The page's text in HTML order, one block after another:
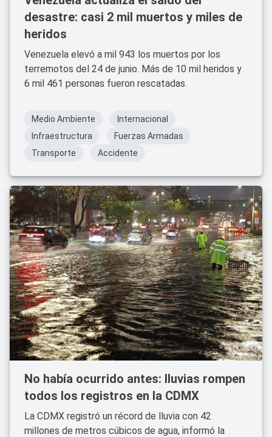
desastre: casi 2 mil muertos y miles de
heridos
Venezuela elevó a mil 943 los muertos por los
terremotos del 24 de junio. Más de 10 mil heridos y
6 mil 461 personas fueron rescatadas.
Medio Ambiente
Internacional
Infraestructura
Fuerzas Armadas
Transporte
Accidente
No había ocurrido antes: lluvias rompen
todos los registros en la CDMX
La CDMX registró un récord de lluvia con 42
millones de metros cúbicos de agua, informó la